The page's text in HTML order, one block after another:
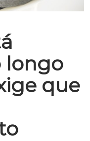
longo
que